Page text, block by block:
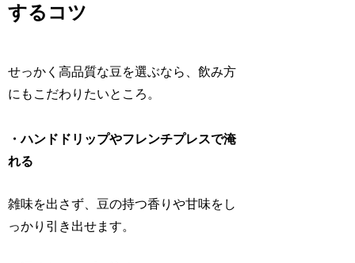
するコツ
せっかく高品質な豆を選ぶなら、飲み方
にもこだわりたいところ。
・ハンドドリップやフレンチプレスで淹
れる
雑味を出さず、豆の持つ香りや甘味をし
っかり引き出せます。